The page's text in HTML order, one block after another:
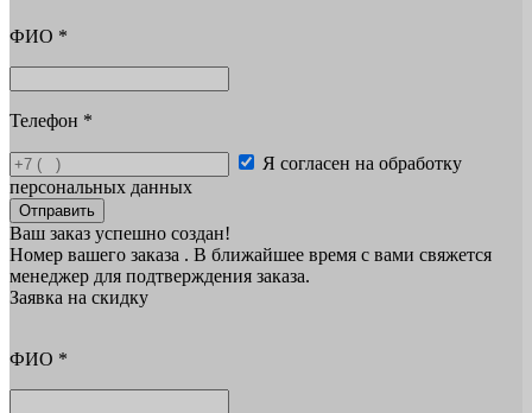
ФИО *
Телефон *
Я согласен на обработку
персональных данных
Отправить
Ваш заказ успешно создан!
Номер вашего заказа . В ближайшее время с вами свяжется
менеджер для подтверждения заказа.
Заявка на скидку
ФИО *